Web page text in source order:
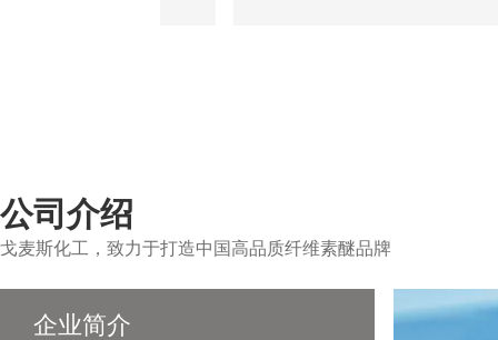
公司介绍
戈麦斯化工，致力于打造中国高品质纤维素醚品牌
企业简介